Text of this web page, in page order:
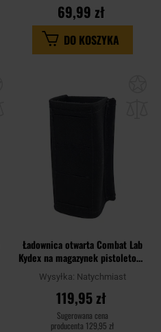
69,99 zł
DO KOSZYKA
schowka
Ładownica otwarta Combat Lab
Kydex na magazynek pistoletowy
- Black
Wysyłka: Natychmiast
119,95 zł
Sugerowana cena
producenta 129,95 zł